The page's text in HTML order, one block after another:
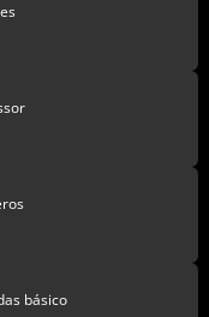
básico